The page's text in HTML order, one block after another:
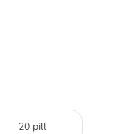
20 pill